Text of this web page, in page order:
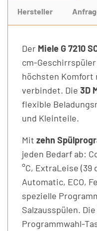
Hersteller
Der Miele G 7210
cm-
höchsten Komfort
verbindet. Die 3D
flexible
und Kleinteile.
Mit zehn
jeden Bedarf ab:
°C, ExtraLeise (39
Automatic, ECO,
spezielle
Salzausspülen.
Programmwahl-